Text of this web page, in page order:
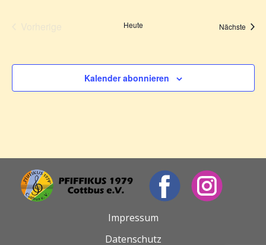
Heute Nächste
Kalender abonnieren
Impressum
Datenschutz